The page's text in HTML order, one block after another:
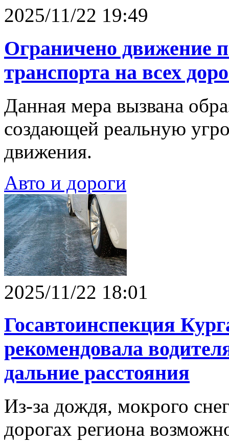
2025/11/22 19:49
Ограничено движение
транспорта на всех
Данная мера вызвана
создающей реальную
движения.
Авто и дороги
2025/11/22 18:01
Госавтоинспекция
рекомендовала
дальние расстояния
Из-за дождя, мокрого
дорогах региона